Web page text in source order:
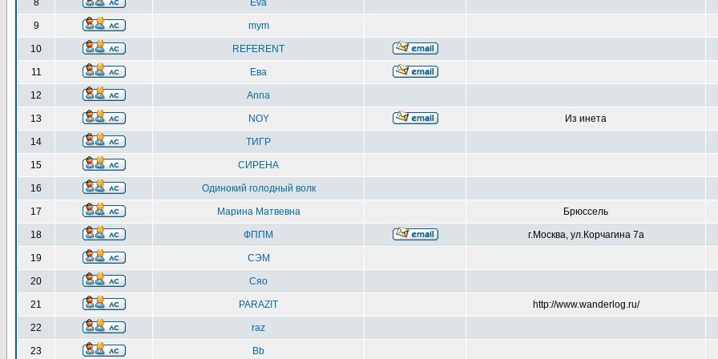
8 Eva
9 mym
10 REFERENT
11 Ева
12 Anna
13 NOY Из инета
14 ТИГР
15 СИРЕНА
16 Одинокий голодный волк
17 Марина Матвевна Брюссель
18 ФППМ г.Москва, ул.Корчагина 7а
19 СЭМ
20 Сяо
21 PARAZIT http://www.wanderlog.ru/
22 raz
23 Bb